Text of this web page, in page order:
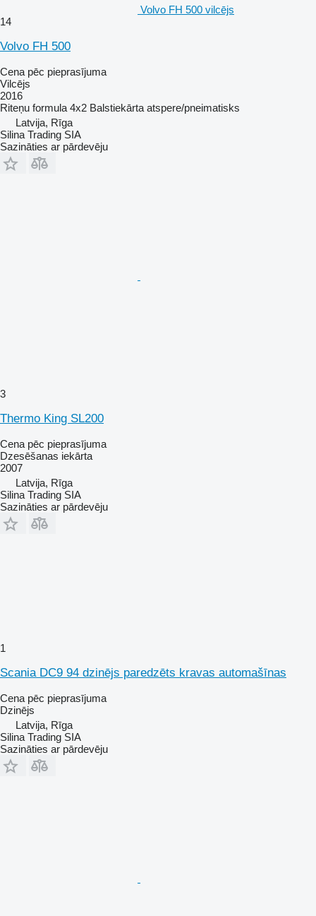
Volvo FH 500 vilcējs
14
Volvo FH 500
Cena pēc pieprasījuma
Vilcējs
2016
Riteņu formula 4x2 Balstiekārta atspere/pneimatisks
Latvija, Rīga
Silina Trading SIA
Sazināties ar pārdevēju
3
Thermo King SL200
Cena pēc pieprasījuma
Dzesēšanas iekārta
2007
Latvija, Rīga
Silina Trading SIA
Sazināties ar pārdevēju
1
Scania DC9 94 dzinējs paredzēts kravas automašīnas
Cena pēc pieprasījuma
Dzinējs
Latvija, Rīga
Silina Trading SIA
Sazināties ar pārdevēju